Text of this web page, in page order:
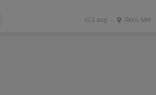
Seini, MM
2 aug.